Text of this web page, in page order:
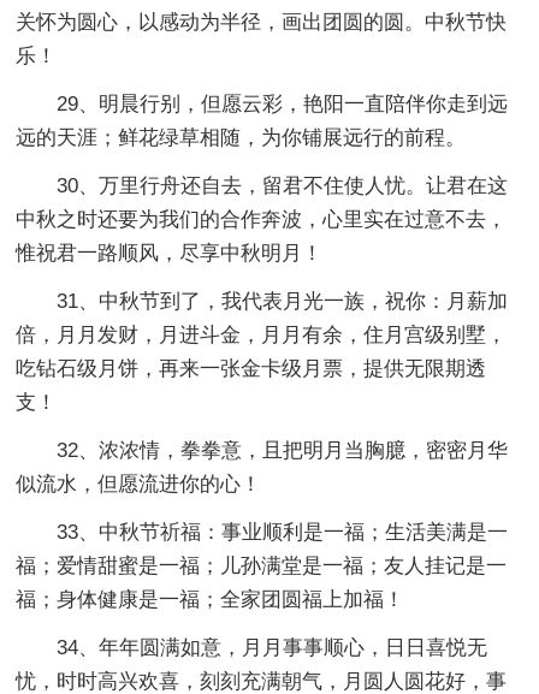
关怀为圆心，以感动为半径，画出团圆的圆。中秋节快
乐！
29、明晨行别，但愿云彩，艳阳一直陪伴你走到远
远的天涯；鲜花绿草相随，为你铺展远行的前程。
30、万里行舟还自去，留君不住使人忧。让君在这
中秋之时还要为我们的合作奔波，心里实在过意不去，
惟祝君一路顺风，尽享中秋明月！
31、中秋节到了，我代表月光一族，祝你：月薪加
倍，月月发财，月进斗金，月月有余，住月宫级别墅，
吃钻石级月饼，再来一张金卡级月票，提供无限期透
支！
32、浓浓情，拳拳意，且把明月当胸臆，密密月华
似流水，但愿流进你的心！
33、中秋节祈福：事业顺利是一福；生活美满是一
福；爱情甜蜜是一福；儿孙满堂是一福；友人挂记是一
福；身体健康是一福；全家团圆福上加福！
34、年年圆满如意，月月事事顺心，日日喜悦无
忧，时时高兴欢喜，刻刻充满朝气，月圆人圆花好，事